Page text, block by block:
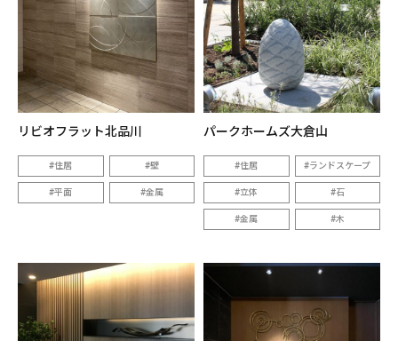
リビオフラット北品川
住居 壁
平面 金属
パークホームズ大倉山
住居 ランドスケープ
立体 石
金属 木